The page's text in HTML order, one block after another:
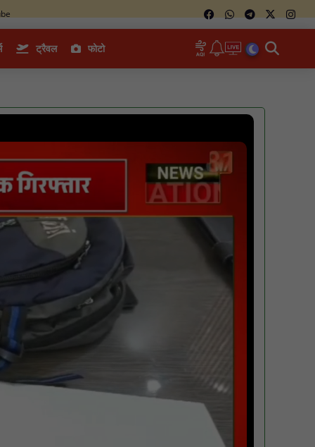
ट्रैवल फोटो